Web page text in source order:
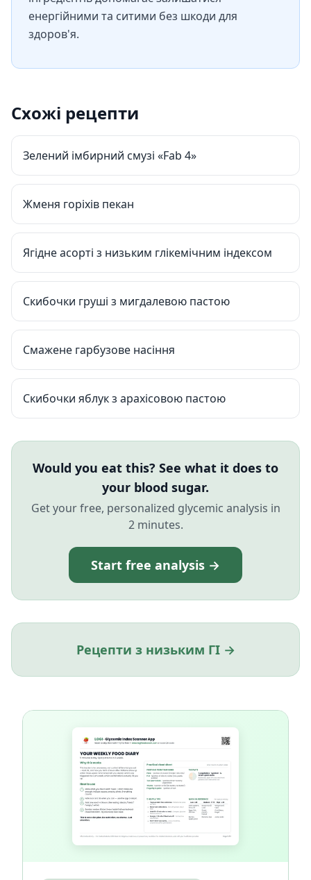
енергійними та ситими без шкоди для
здоров'я.
Схожі рецепти
Зелений імбирний смузі «Fab 4»
Жменя горіхів пекан
Ягідне асорті з низьким глікемічним індексом
Скибочки груші з мигдалевою пастою
Смажене гарбузове насіння
Скибочки яблук з арахісовою пастою
Would you eat this? See what it does to
your blood sugar.
Get your free, personalized glycemic analysis in
2 minutes.
Start free analysis →
Рецепти з низьким ГІ →